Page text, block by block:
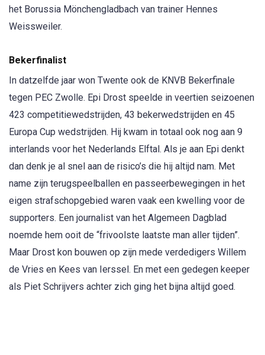
het Borussia Mönchengladbach van trainer Hennes
Weissweiler.
Bekerfinalist
In datzelfde jaar won Twente ook de KNVB Bekerfinale
tegen PEC Zwolle. Epi Drost speelde in veertien seizoenen
423 competitiewedstrijden, 43 bekerwedstrijden en 45
Europa Cup wedstrijden. Hij kwam in totaal ook nog aan 9
interlands voor het Nederlands Elftal. Als je aan Epi denkt
dan denk je al snel aan de risico’s die hij altijd nam. Met
name zijn terugspeelballen en passeerbewegingen in het
eigen strafschopgebied waren vaak een kwelling voor de
supporters. Een journalist van het Algemeen Dagblad
noemde hem ooit de “frivoolste laatste man aller tijden”.
Maar Drost kon bouwen op zijn mede verdedigers Willem
de Vries en Kees van Ierssel. En met een gedegen keeper
als Piet Schrijvers achter zich ging het bijna altijd goed.